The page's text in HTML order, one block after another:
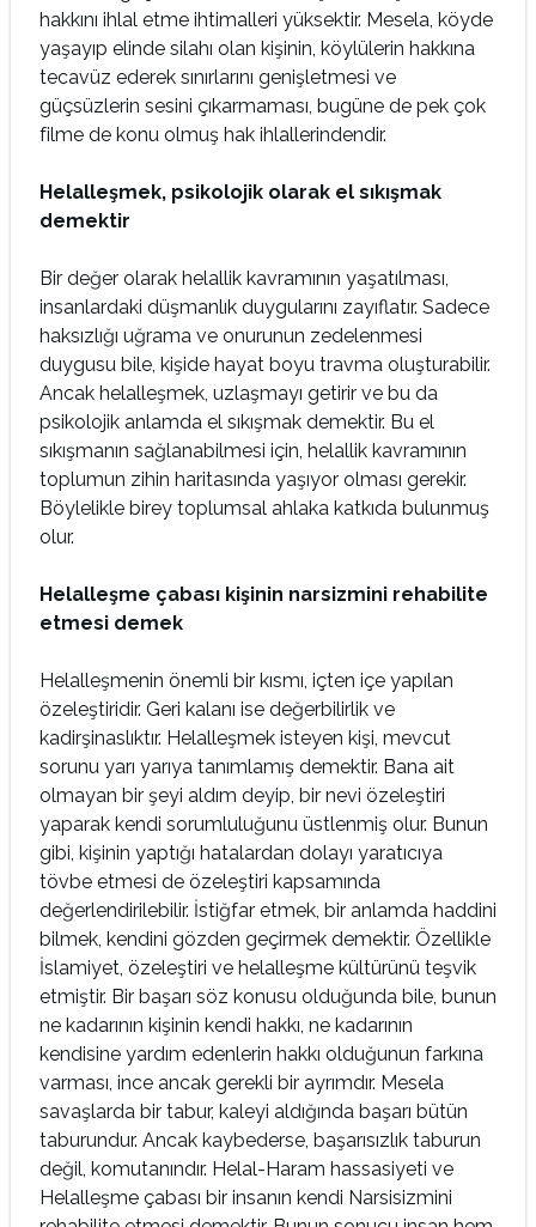
hakkını ihlal etme ihtimalleri yüksektir. Mesela, köyde
yaşayıp elinde silahı olan kişinin, köylülerin hakkına
tecavüz ederek sınırlarını genişletmesi ve
güçsüzlerin sesini çıkarmaması, bugüne de pek çok
filme de konu olmuş hak ihlallerindendir.
Helalleşmek, psikolojik olarak el sıkışmak
demektir
Bir değer olarak helallik kavramının yaşatılması,
insanlardaki düşmanlık duygularını zayıflatır. Sadece
haksızlığı uğrama ve onurunun zedelenmesi
duygusu bile, kişide hayat boyu travma oluşturabilir.
Ancak helalleşmek, uzlaşmayı getirir ve bu da
psikolojik anlamda el sıkışmak demektir. Bu el
sıkışmanın sağlanabilmesi için, helallik kavramının
toplumun zihin haritasında yaşıyor olması gerekir.
Böylelikle birey toplumsal ahlaka katkıda bulunmuş
olur.
Helalleşme çabası kişinin narsizmini rehabilite
etmesi demek
Helalleşmenin önemli bir kısmı, içten içe yapılan
özeleştiridir. Geri kalanı ise değerbilirlik ve
kadirşinaslıktır. Helalleşmek isteyen kişi, mevcut
sorunu yarı yarıya tanımlamış demektir. Bana ait
olmayan bir şeyi aldım deyip, bir nevi özeleştiri
yaparak kendi sorumluluğunu üstlenmiş olur. Bunun
gibi, kişinin yaptığı hatalardan dolayı yaratıcıya
tövbe etmesi de özeleştiri kapsamında
değerlendirilebilir. İstiğfar etmek, bir anlamda haddini
bilmek, kendini gözden geçirmek demektir. Özellikle
İslamiyet, özeleştiri ve helalleşme kültürünü teşvik
etmiştir. Bir başarı söz konusu olduğunda bile, bunun
ne kadarının kişinin kendi hakkı, ne kadarının
kendisine yardım edenlerin hakkı olduğunun farkına
varması, ince ancak gerekli bir ayrımdır. Mesela
savaşlarda bir tabur, kaleyi aldığında başarı bütün
taburundur. Ancak kaybederse, başarısızlık taburun
değil, komutanındır. Helal-Haram hassasiyeti ve
Helalleşme çabası bir insanın kendi Narsisizmini